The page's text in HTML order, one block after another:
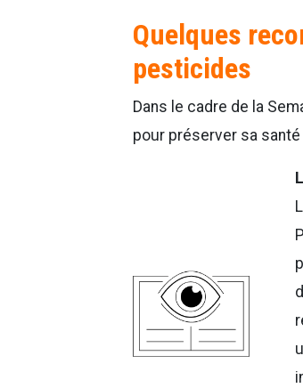
Quelques
pesticides
Dans le cadre de la
pour préserver sa